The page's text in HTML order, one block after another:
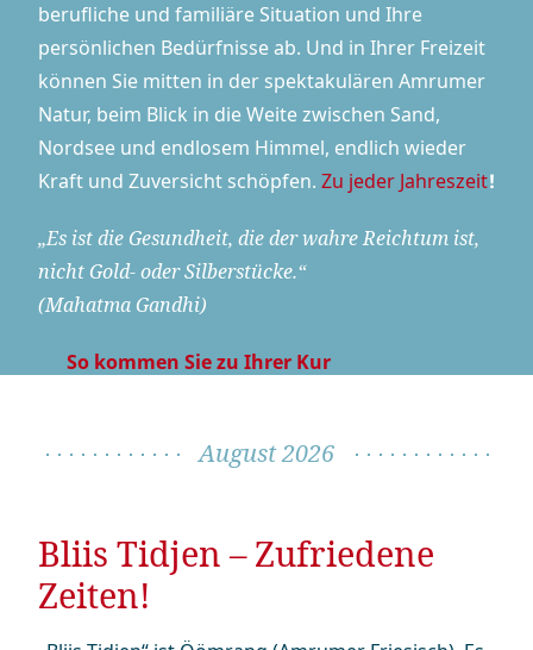
berufliche und familiäre Situation und Ihre
persönlichen Bedürfnisse ab. Und in Ihrer Freizeit
können Sie mitten in der spektakulären Amrumer
Natur, beim Blick in die Weite zwischen Sand,
Nordsee und endlosem Himmel, endlich wieder
Kraft und Zuversicht schöpfen. Zu jeder Jahreszeit!
„Es ist die Gesundheit, die der wahre Reichtum ist,
nicht Gold- oder Silberstücke.“
(Mahatma Gandhi)
So kommen Sie zu Ihrer Kur
August 2026
Bliis Tidjen – Zufriedene
Zeiten!